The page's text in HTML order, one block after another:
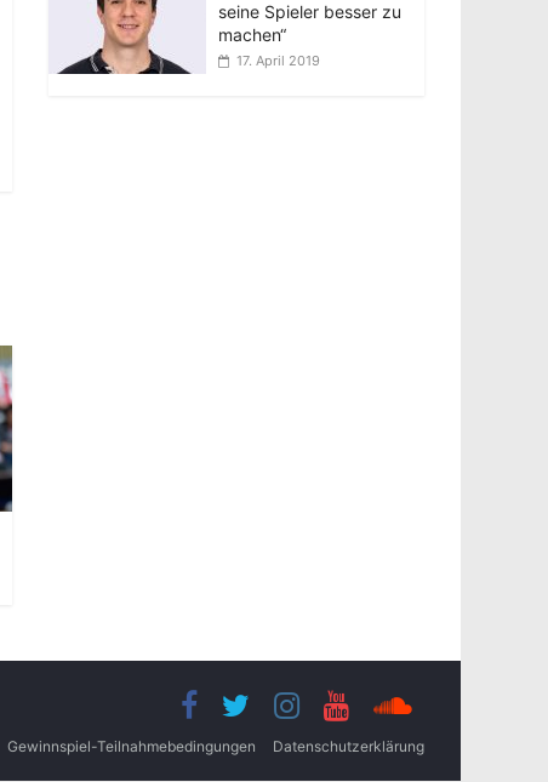
seine Spieler besser zu
machen“
17. April 2019
Gewinnspiel-Teilnahmebedingungen Datenschutzerklärung